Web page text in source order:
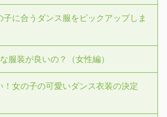
子に合うダンス服をピックアップしま
服装が良いの？（女性編）
！女の子の可愛いダンス衣装の決定